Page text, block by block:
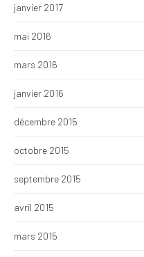
janvier 2017
mai 2016
mars 2016
janvier 2016
décembre 2015
octobre 2015
septembre 2015
avril 2015
mars 2015